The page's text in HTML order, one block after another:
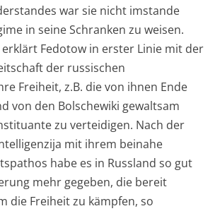
war sie nicht imstande
in seine Schranken zu weisen.
Fedotow in erster Linie mit der
der russischen
Freiheit, z.B. die von ihnen Ende
von den Bolschewiki gewaltsam
zu verteidigen. Nach der
mit ihrem beinahe
habe es in Russland so gut
mehr gegeben, die bereit
die Freiheit zu kämpfen, so